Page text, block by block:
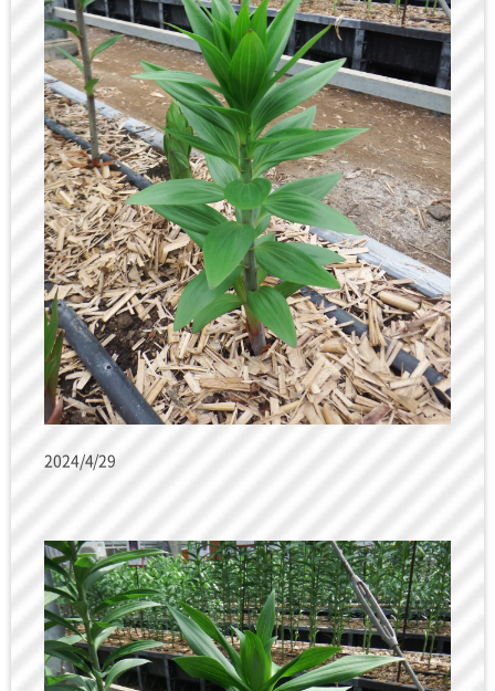
2024/4/29